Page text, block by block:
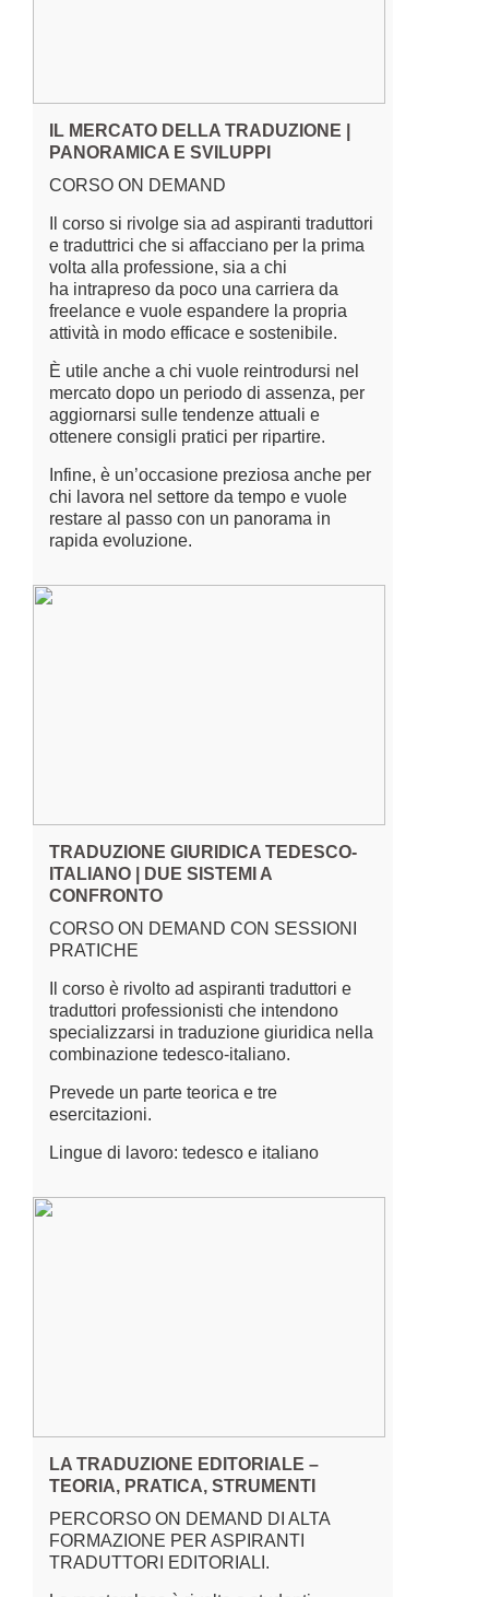
IL MERCATO DELLA TRADUZIONE |
PANORAMICA E SVILUPPI
CORSO ON DEMAND
Il corso si rivolge sia ad aspiranti traduttori
e traduttrici che si affacciano per la prima
volta alla professione, sia a chi
ha intrapreso da poco una carriera da
freelance e vuole espandere la propria
attività in modo efficace e sostenibile.
È utile anche a chi vuole reintrodursi nel
mercato dopo un periodo di assenza, per
aggiornarsi sulle tendenze attuali e
ottenere consigli pratici per ripartire.
Infine, è un’occasione preziosa anche per
chi lavora nel settore da tempo e vuole
restare al passo con un panorama in
rapida evoluzione.
TRADUZIONE GIURIDICA TEDESCO-
ITALIANO | DUE SISTEMI A
CONFRONTO
CORSO ON DEMAND CON SESSIONI
PRATICHE
Il corso è rivolto ad aspiranti traduttori e
traduttori professionisti che intendono
specializzarsi in traduzione giuridica nella
combinazione tedesco-italiano.
Prevede un parte teorica e tre
esercitazioni.
Lingue di lavoro: tedesco e italiano
LA TRADUZIONE EDITORIALE –
TEORIA, PRATICA, STRUMENTI
PERCORSO ON DEMAND DI ALTA
FORMAZIONE PER ASPIRANTI
TRADUTTORI EDITORIALI.